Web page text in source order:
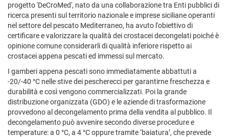
progetto 'DeCroMed', nato da una collaborazione tra Enti pubblici di
ricerca presenti sul territorio nazionale e imprese siciliane operanti
nel settore del pescato Mediterraneo, ha avuto l'obiettivo di
certificare e valorizzare la qualità dei crostacei decongelati poiché è
opinione comune considerarli di qualità inferiore rispetto ai
crostacei appena pescati ed immessi sul mercato.
I gamberi appena pescati sono immediatamente abbattuti a
-20/-40 °C nelle stive dei pescherecci per garantirne freschezza e
durabilità e così vengono commercializzati. Poi la grande
distribuzione organizzata (GDO) e le aziende di trasformazione
provvedono al decongelamento prima della vendita al pubblico. Il
decongelamento può avvenire secondo diverse procedure e
temperature: a 0 °C, a 4 °C oppure tramite ‘baiatura’, che prevede